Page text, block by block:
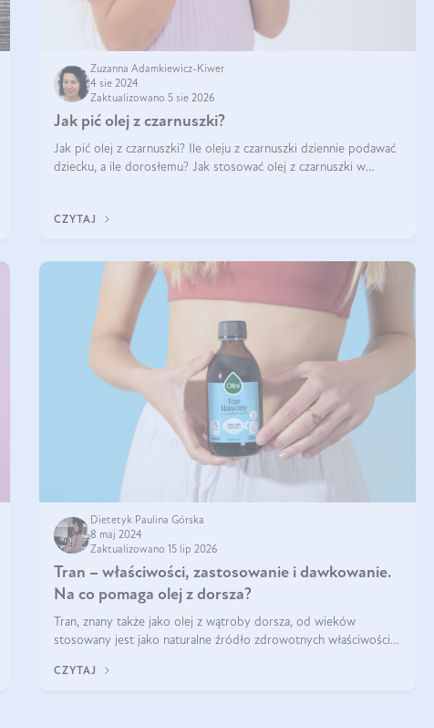
Zuzanna Adamkiewicz-Kiwer
4 sie 2024
Zaktualizowano 5 sie 2026
Jak pić olej z czarnuszki?
Jak pić olej z czarnuszki? Ile oleju z czarnuszki dziennie podawać
dziecku, a ile dorosłemu? Jak stosować olej z czarnuszki w
CZYTAJ
Dietetyk Paulina Górska
8 maj 2024
Zaktualizowano 15 lip 2026
Tran – właściwości, zastosowanie i dawkowanie.
Na co pomaga olej z dorsza?
Tran, znany także jako olej z wątroby dorsza, od wieków
stosowany jest jako naturalne źródło zdrowotnych właściwości.
niezastąpiony dla utr
CZYTAJ